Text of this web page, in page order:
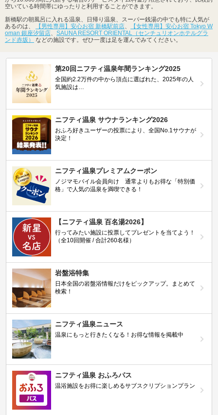
空いている時間帯にゆったりと利用することができます。
新橋駅の朝風呂に入れる温泉、日帰り温泉、スーパー銭湯の中でも特に人気が
あるのは、
【男性専用】安心お宿 新橋駅前店、
【女性専用】安心お宿 Tokyo W
oman 銀座汐留店、 SAUNA RESORT ORIENTAL（センチュリオンホテルグラ
ンド赤坂）
などの施設です。ぜひ一度は足を運んでみてください。
第20回ニフティ温泉年間ランキング2025
全国約2.2万件の中から頂点に選ばれた、2025年の人
気施設は…
ニフティ温泉 サウナランキング2026
おふろ好きユーザーの投票により、全国No.1サウナが
決定！
ニフティ温泉プレミアムクーポン
ノジマモバイル会員向け 通常よりもお得な「特別価
格」で人気の温泉を満喫できる！
【ニフティ温泉 百名湯2026】
行ってみたい施設に投票してプレゼントを当てよう！
（全10回開催 / 合計260名様）
岩盤浴特集
日本全国の岩盤浴情報だけをピックアップ。まとめて
検索！
ニフティ温泉ニュース
温泉にもっと行きたくなる！お得な情報を掲載中
ニフティ温泉 おふろパス
温浴施設をお得に楽しめるサブスクリプションプラン